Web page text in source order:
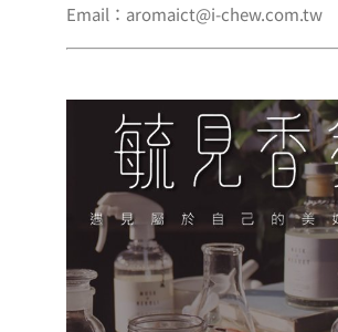
Email：aromaict@i-chew.com.tw